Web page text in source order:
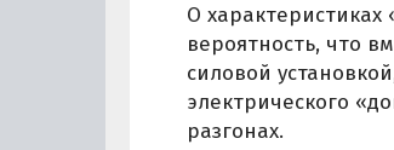
О
вероятность, что
силовой
электрического
разгонах.